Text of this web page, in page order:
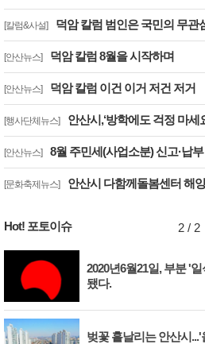
[칼럼&사설] 덕암 칼럼 범인은 국민의 무관
[안산뉴스] 덕암 칼럼 8월을 시작하며
[안산뉴스] 덕암 칼럼 이건 이거 저건 저거
[행사단체뉴스] 안산시,‘방학에도 걱정 마세요’… 초등방학 틈
[안산뉴스] 8월 주민세(사업소분) 신고·납
[문화축제뉴스] 안산시 다함께돌봄센터 해양가치키움터, 합창축
Hot! 포토이슈
2020년6월21일, 부분 '
됐다.
벚꽃 흩날리는 안산시...'
2 / 2